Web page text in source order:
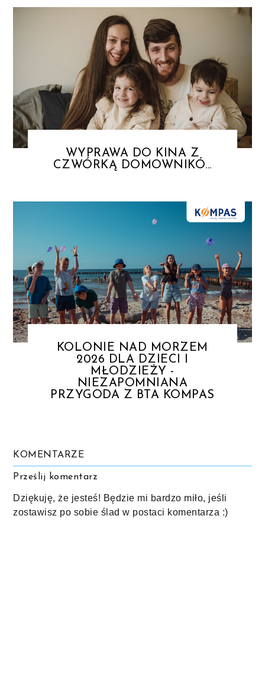
WYPRAWA DO KINA Z
CZWÓRKĄ DOMOWNIKÓ...
KOLONIE NAD MORZEM
2026 DLA DZIECI I
MŁODZIEŻY -
NIEZAPOMNIANA
PRZYGODA Z BTA KOMPAS
KOMENTARZE
Prześlij komentarz
Dziękuję, że jesteś! Będzie mi bardzo miło, jeśli
zostawisz po sobie ślad w postaci komentarza :)